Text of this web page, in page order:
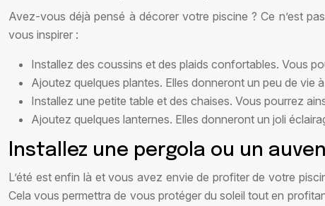
Avez-vous déjà pensé à décorer votre piscine ? Ce n’est
vous inspirer :
Installez des coussins et des plaids confortables. Vous
Ajoutez quelques plantes. Elles donneront un peu de vie
Installez une petite table et des chaises. Vous pourrez
Ajoutez quelques lanternes. Elles donneront un joli
Installez une pergola ou un
L’été est enfin là et vous avez envie de profiter de votre
Cela vous permettra de vous protéger du soleil tout en